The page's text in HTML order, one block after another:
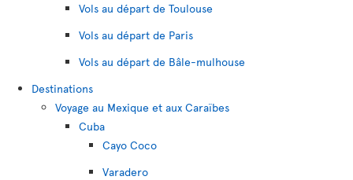
Vols au départ de Toulouse
Vols au départ de Paris
Vols au départ de Bâle-mulhouse
Destinations
Voyage au Mexique et aux Caraïbes
Cuba
Cayo Coco
Varadero